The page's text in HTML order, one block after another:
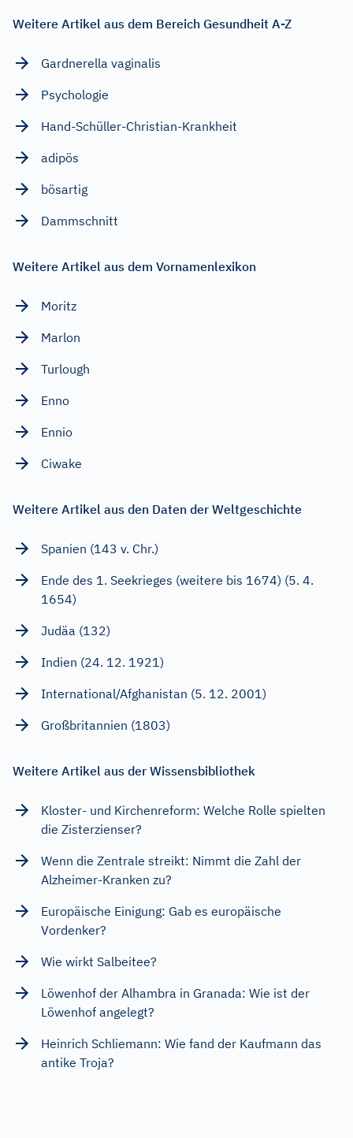
Weitere Artikel aus dem Bereich Gesundheit A-Z
Gardnerella vaginalis
Psychologie
Hand-Schüller-Christian-Krankheit
adipös
bösartig
Dammschnitt
Weitere Artikel aus dem Vornamenlexikon
Moritz
Marlon
Turlough
Enno
Ennio
Ciwake
Weitere Artikel aus den Daten der Weltgeschichte
Spanien (143 v. Chr.)
Ende des 1. Seekrieges (weitere bis 1674) (5. 4.
1654)
Judäa (132)
Indien (24. 12. 1921)
International/Afghanistan (5. 12. 2001)
Großbritannien (1803)
Weitere Artikel aus der Wissensbibliothek
Kloster- und Kirchenreform: Welche Rolle spielten
die Zisterzienser?
Wenn die Zentrale streikt: Nimmt die Zahl der
Alzheimer-Kranken zu?
Europäische Einigung: Gab es europäische
Vordenker?
Wie wirkt Salbeitee?
Löwenhof der Alhambra in Granada: Wie ist der
Löwenhof angelegt?
Heinrich Schliemann: Wie fand der Kaufmann das
antike Troja?